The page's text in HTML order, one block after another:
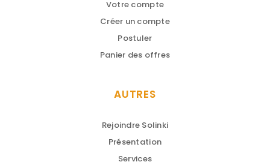
CANDIDATS
Votre compte